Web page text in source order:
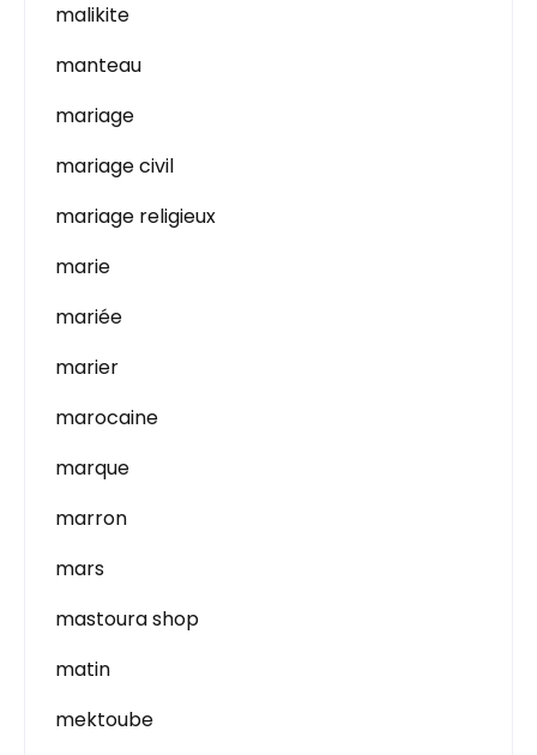
malikite
manteau
mariage
mariage civil
mariage religieux
marie
mariée
marier
marocaine
marque
marron
mars
mastoura shop
matin
mektoube